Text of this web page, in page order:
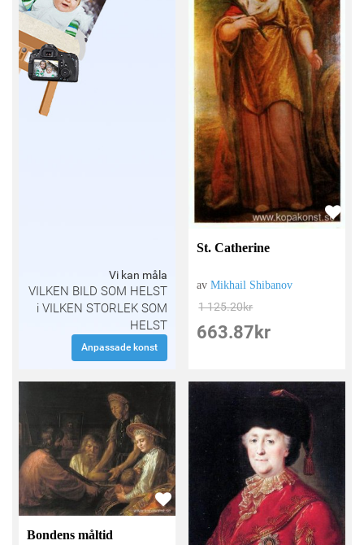
Vi kan måla
VILKEN BILD SOM HELST
i VILKEN STORLEK SOM
HELST
Anpassade konst
St. Catherine
avMikhail Shibanov
1 125.20kr
663.87 kr
Bondens måltid